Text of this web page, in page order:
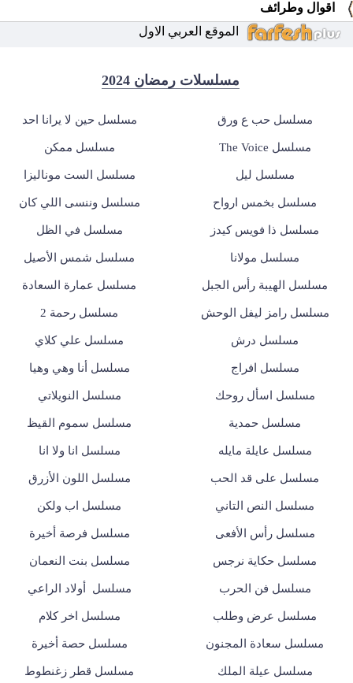
اقوال وطرائف
الموقع العربي الاول
مسلسلات رمضان 2024
مسلسل حب ع ورق مسلسل حين لا يرانا احد
مسلسل The Voice مسلسل ممكن
مسلسل ليل مسلسل الست موناليزا
مسلسل بخمس ارواح مسلسل وننسى اللي كان
مسلسل ذا فويس كيدز مسلسل في الظل
مسلسل مولانا مسلسل شمس الأصيل
مسلسل الهيبة رأس الجبل مسلسل عمارة السعادة
مسلسل رامز ليفل الوحش مسلسل رحمة 2
مسلسل درش مسلسل علي كلاي
مسلسل افراج مسلسل أنا وهي وهيا
مسلسل اسأل روحك مسلسل النويلاتي
مسلسل حمدية مسلسل سموم القيظ
مسلسل عايلة مايله مسلسل انا ولا انا
مسلسل على قد الحب مسلسل اللون الأزرق
مسلسل النص التاني مسلسل اب ولكن
مسلسل رأس الأفعى مسلسل فرصة أخيرة
مسلسل حكاية نرجس مسلسل بنت النعمان
مسلسل فن الحرب مسلسل أولاد الراعي
مسلسل عرض وطلب مسلسل اخر كلام
مسلسل سعادة المجنون مسلسل حصة أخيرة
مسلسل عيلة الملك مسلسل قطر زغنطوط